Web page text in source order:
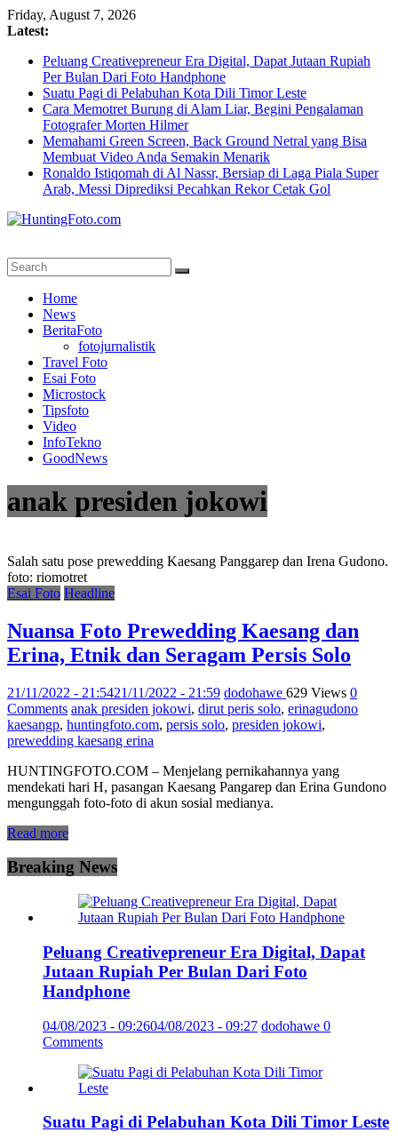
Skip
to
Friday, August 7, 2026
Latest:
Peluang Creativepreneur Era Digital, Dapat Jutaan Rupiah
Per Bulan Dari Foto Handphone
Suatu Pagi di Pelabuhan Kota Dili Timor Leste
Cara Memotret Burung di Alam Liar, Begini Pengalaman
Fotografer Morten Hilmer
Memahami Green Screen, Back Ground Netral yang Bisa
Membuat Video Anda Semakin Menarik
Ronaldo Istiqomah di Al Nassr, Bersiap di Laga Piala Super
Arab, Messi Diprediksi Pecahkan Rekor Cetak Gol
Berita
Fotografi
Terpercaya
Home
News
BeritaFoto
fotojurnalistik
Travel Foto
Esai Foto
Microstock
Tipsfoto
Video
InfoTekno
GoodNews
anak presiden jokowi
Salah satu pose prewedding Kaesang Panggarep dan Irena Gudono.
foto: riomotret
Esai Foto Headline
Nuansa Foto Prewedding Kaesang dan
Erina, Etnik dan Seragam Persis Solo
21/11/2022 - 21:5421/11/2022 - 21:59 dodohawe 629 Views 0
Comments anak presiden jokowi, dirut peris solo, erinagudono
kaesangp, huntingfoto.com, persis solo, presiden jokowi,
prewedding kaesang erina
HUNTINGFOTO.COM – Menjelang pernikahannya yang
mendekati hari H, pasangan Kaesang Pangarep dan Erina Gundono
mengunggah foto-foto di akun sosial medianya.
Read more
Breaking News
Peluang Creativepreneur Era Digital, Dapat
Jutaan Rupiah Per Bulan Dari Foto
Handphone
04/08/2023 - 09:2604/08/2023 - 09:27 dodohawe 0
Comments
Suatu Pagi di Pelabuhan Kota Dili Timor Leste